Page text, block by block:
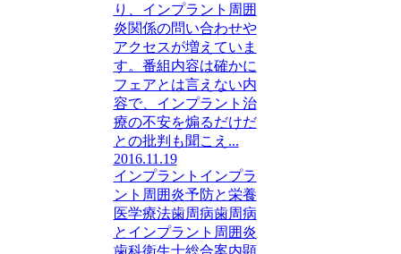
り、インプラント周囲
炎関係の問い合わせや
アクセスが増えていま
す。番組内容は確かに
フェアとは言えない内
容で、インプラント治
療の不安を煽るだけだ
との批判も聞こえ...
2016.11.19
インプラント インプラ
ント周囲炎予防と栄養
医学療法歯周病歯周病
とインプラント周囲炎
歯科衛生士総合案内顕